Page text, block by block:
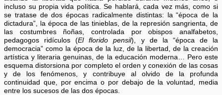
incluso su propia vida política. Se hablará, cada vez más, como si
se tratase de dos épocas radicalmente distintas: la “época de la
dictadura”, la época de las tinieblas, de la represión sangrienta, de
las costumbres ñoñas, controlada por obispos analfabetos,
pedagogos ridículos (El florido pensil), y de la “época de la
democracia” como la época de la luz, de la libertad, de la creación
artística y literaria genuinas, de la educación moderna… Pero este
esquema distorsiona por completo el orden y conexión de las cosas
y de los fenómenos, y contribuye al olvido de la profunda
continuidad que, por encima o por debajo de la voluntad, media
entre los sucesos de las dos épocas.